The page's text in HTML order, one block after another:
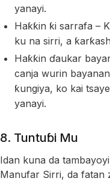
yanayi.
Haƙƙin ƙi sarrafa –
ku na sirri, a
Haƙƙin ɗaukar
canja wurin
ƙungiya, ko kai
yanayi.
8. Tuntuɓi Mu
Idan kuna da
Manufar Sirri, da fatan